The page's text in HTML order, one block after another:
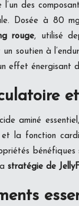
l’un des
Dosée à 80
rouge, utilisé
un soutien à
effet énergisant
aminé
la fonction
bénéfiques
stratégie de